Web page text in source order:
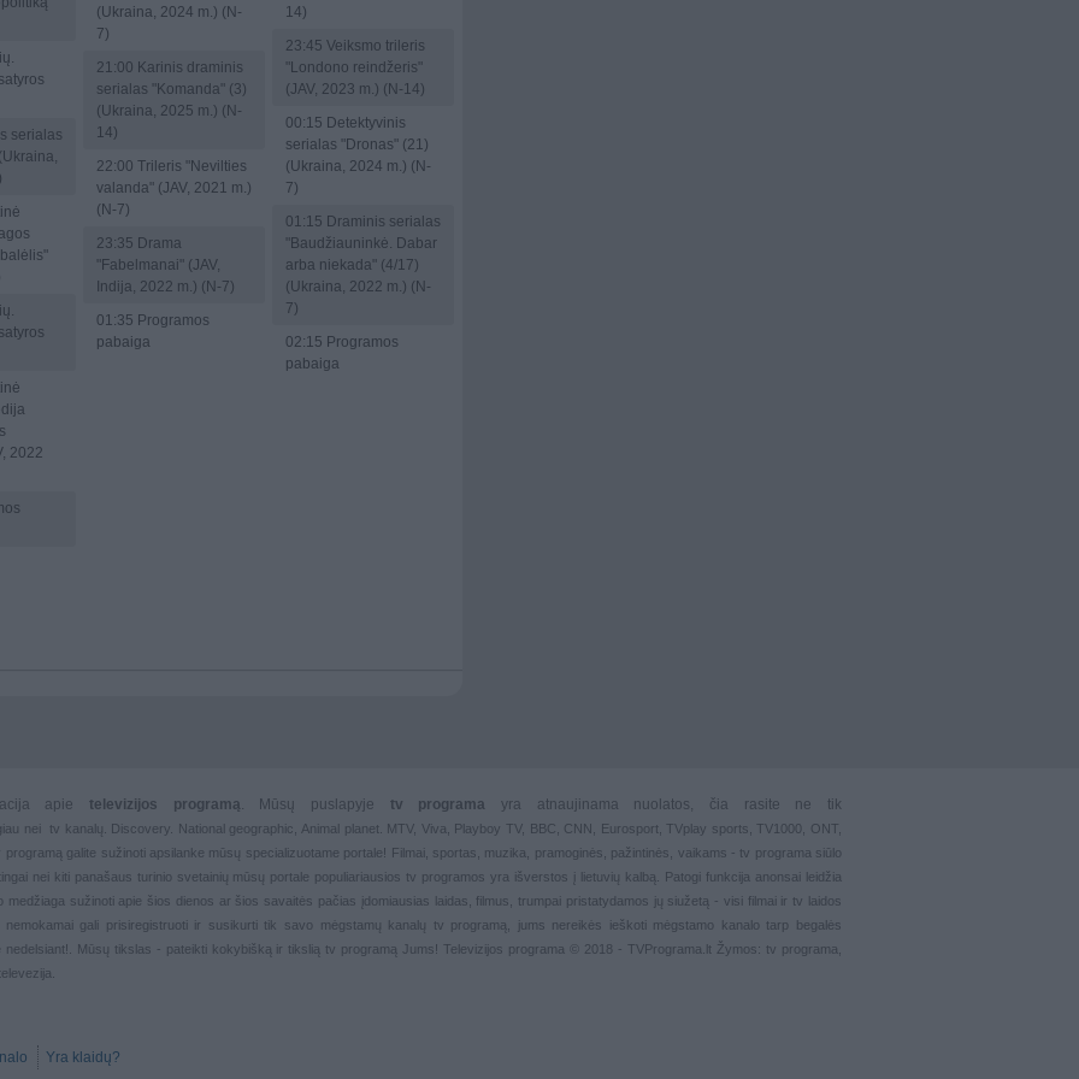
serialas
2022
(Ukraina, 2024 m.) (N-
7)
21:00 Karinis draminis
serialas "Komanda" (3)
(Ukraina, 2025 m.) (N-
14)
22:00 Trileris "Nevilties
valanda" (JAV, 2021 m.)
(N-7)
23:35 Drama
"Fabelmanai" (JAV,
Indija, 2022 m.) (N-7)
01:35 Programos
pabaiga
14)
23:45 Veiksmo trileris
"Londono reindžeris"
(JAV, 2023 m.) (N-14)
00:15 Detektyvinis
serialas "Dronas" (21)
(Ukraina, 2024 m.) (N-
7)
01:15 Draminis serialas
"Baudžiauninkė. Dabar
arba niekada" (4/17)
(Ukraina, 2022 m.) (N-
7)
02:15 Programos
pabaiga
apie televizijos programą. Mūsų puslapyje tv programa yra atnaujinama nuolatos, čia rasite ne tik
nei tv kanalų. Discovery. National geographic, Animal planet. MTV, Viva, Playboy TV, BBC, CNN, Eurosport, TVplay sports , TV1000, ONT,
galite sužinoti apsilanke mūsų specializuotame portale! Filmai, sportas muzika pramoginės pažintinės vaikams - tv programa siūlo
nei kiti panašaus turinio svetainių mūsų portale populiariausios tv programos yra išverstos į lietuvių kalbą. Patogi funkcija anonsai leidžia
sužinoti apie šios dienos ar šios savaitės pačias įdomiausias laidas, filmus, trumpai pristatydamos jų siužetą - visi filmai ir tv laidos
gali prisiregistruoti ir susikurti tik savo mėgstamų kanalų
tv programą, jums nereikės ieškoti mėgstamo kanalo tarp begalės
Mūsų tikslas - pateikti kokybišką ir tikslią tv programą Jums! Televizijos programa © 2018 - TVPrograma.lt Žymos: tv programa,
Yra klaidų?